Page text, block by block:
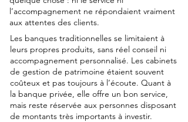
l’accompagnement ne répondaient vraiment
aux attentes des clients.
Les banques traditionnelles se limitaient à
leurs propres produits, sans réel conseil ni
accompagnement personnalisé. Les cabinets
de gestion de patrimoine étaient souvent
coûteux et pas toujours à l’écoute. Quant à
la banque privée, elle offre un bon service,
mais reste réservée aux personnes disposant
de montants très importants à investir.